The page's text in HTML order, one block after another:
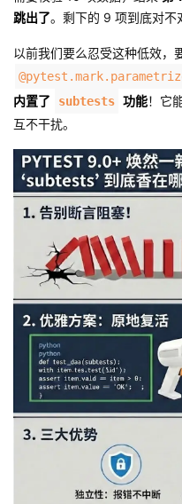
者
我
的
博
我
的
坛
我
圈
子
的
直
播
我
的
活
动
我
的
关
的
我
跳出了。剩下的 9 项到底对不
以前我们要么忍受这种低效，
内置了
subtests 功能！它
互不干扰。